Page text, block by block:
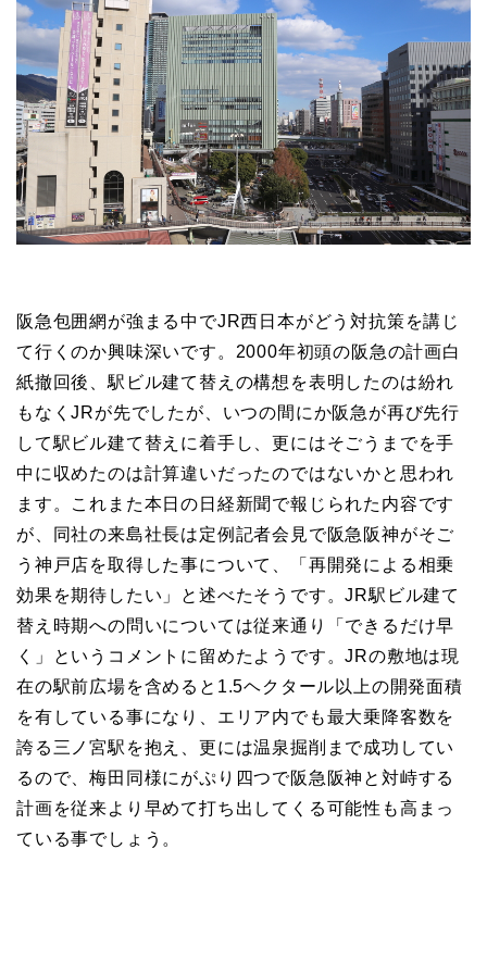
阪急包囲網が強まる中でJR西日本がどう対抗策を講じ
て行くのか興味深いです。2000年初頭の阪急の計画白
紙撤回後、駅ビル建て替えの構想を表明したのは紛れ
もなくJRが先でしたが、いつの間にか阪急が再び先行
して駅ビル建て替えに着手し、更にはそごうまでを手
中に収めたのは計算違いだったのではないかと思われ
ます。これまた本日の日経新聞で報じられた内容です
が、同社の来島社長は定例記者会見で阪急阪神がそご
う神戸店を取得した事について、「再開発による相乗
効果を期待したい」と述べたそうです。JR駅ビル建て
替え時期への問いについては従来通り「できるだけ早
く」というコメントに留めたようです。JRの敷地は現
在の駅前広場を含めると1.5ヘクタール以上の開発面積
を有している事になり、エリア内でも最大乗降客数を
誇る三ノ宮駅を抱え、更には温泉掘削まで成功してい
るので、梅田同様にがぷり四つで阪急阪神と対峙する
計画を従来より早めて打ち出してくる可能性も高まっ
ている事でしょう。